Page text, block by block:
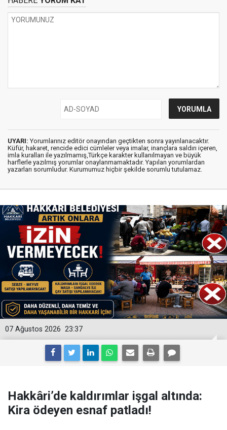
UYARI: Yorumlarınız editör onayından geçtikten sonra yayınlanacaktır.
Küfür, hakaret, rencide edici cümleler veya imalar, inançlara saldırı içeren,
imla kuralları ile yazılmamış,Türkçe karakter kullanılmayan ve büyük
harflerle yazılmış yorumlar onaylanmamaktadır. Yapılan yorumlardan
yazarları sorumludur. Kurumumuz hiçbir şekilde sorumlu tutulamaz.
23:37
07 Ağustos 2026
Hakkâri’de kaldırımlar işgal altında:
Kira ödeyen esnaf patladı!